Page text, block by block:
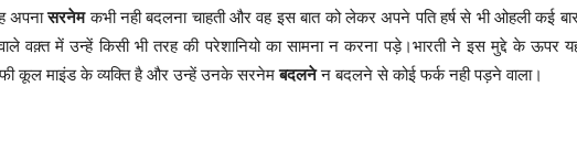
अपनासरनेमकभी नही बदलना चाहती और वह इस बात को लेकर अपने पति हर्ष से भी ओहली कई
वक़्त में उन्हें किसी भी तरह की परेशानियो का सामना न करना पड़े।भारती ने इस मुद्दे के ऊपर
कूल माइंड के व्यक्ति है और उन्हें उनके सरनेमबदलनेन बदलने से कोई फर्क नही पड़ने वाला।